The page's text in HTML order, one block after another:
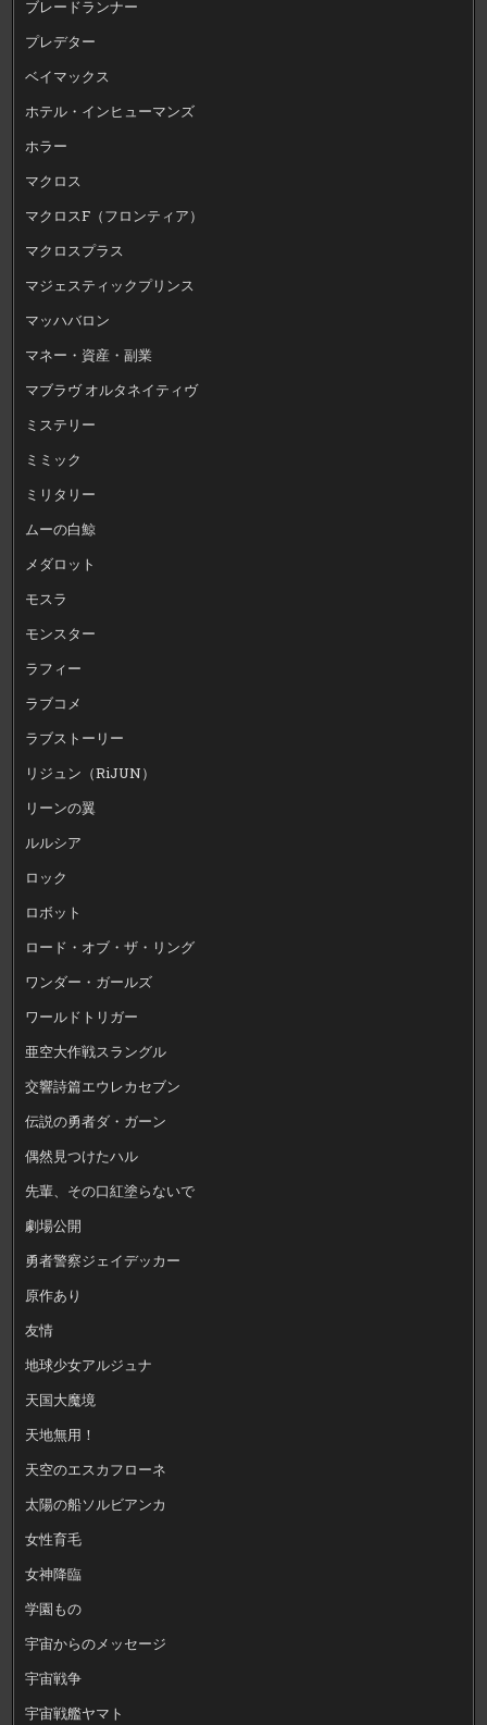
ブレードランナー
プレデター
ベイマックス
ホテル・インヒューマンズ
ホラー
マクロス
マクロスF（フロンティア）
マクロスプラス
マジェスティックプリンス
マッハバロン
マネー・資産・副業
マブラヴ オルタネイティヴ
ミステリー
ミミック
ミリタリー
ムーの白鯨
メダロット
モスラ
モンスター
ラフィー
ラブコメ
ラブストーリー
リジュン（RiJUN）
リーンの翼
ルルシア
ロック
ロボット
ロード・オブ・ザ・リング
ワンダー・ガールズ
ワールドトリガー
亜空大作戦スラングル
交響詩篇エウレカセブン
伝説の勇者ダ・ガーン
偶然見つけたハル
先輩、その口紅塗らないで
劇場公開
勇者警察ジェイデッカー
原作あり
友情
地球少女アルジュナ
天国大魔境
天地無用！
天空のエスカフローネ
太陽の船ソルビアンカ
女性育毛
女神降臨
学園もの
宇宙からのメッセージ
宇宙戦争
宇宙戦艦ヤマト